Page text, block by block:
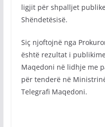
ligjit për shpalljet
Shëndetësisë.
Siç njoftojnë nga
është rezultat i
Maqedoni në lidhje me
për tenderë në
Telegrafi Maqedoni.